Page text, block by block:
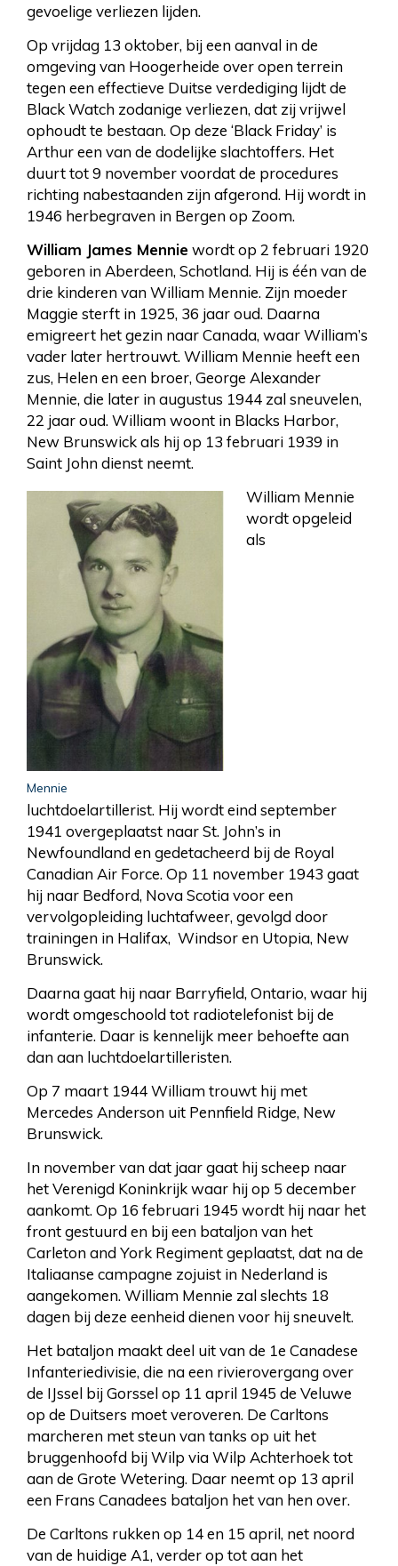
gevoelige verliezen lijden.
Op vrijdag 13 oktober, bij een aanval in de
omgeving van Hoogerheide over open terrein
tegen een effectieve Duitse verdediging lijdt de
Black Watch zodanige verliezen, dat zij vrijwel
ophoudt te bestaan. Op deze ‘Black Friday’ is
Arthur een van de dodelijke slachtoffers. Het
duurt tot 9 november voordat de procedures
richting nabestaanden zijn afgerond. Hij wordt in
1946 herbegraven in Bergen op Zoom.
William James Menniewordt op 2 februari 1920
geboren in Aberdeen, Schotland. Hij is één van de
drie kinderen van William Mennie. Zijn moeder
Maggie sterft in 1925, 36 jaar oud. Daarna
emigreert het gezin naar Canada, waar William’s
vader later hertrouwt. William Mennie heeft een
zus, Helen en een broer, George Alexander
Mennie, die later in augustus 1944 zal sneuvelen,
22 jaar oud. William woont in Blacks Harbor,
New Brunswick als hij op 13 februari 1939 in
Saint John dienst neemt.
Mennie
William Mennie
wordt opgeleid
als
luchtdoelartillerist. Hij wordt eind september
1941 overgeplaatst naar St. John’s in
Newfoundland en gedetacheerd bij de Royal
Canadian Air Force. Op 11 november 1943 gaat
hij naar Bedford, Nova Scotia voor een
vervolgopleiding luchtafweer, gevolgd door
trainingen in Halifax, Windsor en Utopia, New
Brunswick.
Daarna gaat hij naar Barryfield, Ontario, waar hij
wordt omgeschoold tot radiotelefonist bij de
infanterie. Daar is kennelijk meer behoefte aan
dan aan luchtdoelartilleristen.
Op 7 maart 1944 William trouwt hij met
Mercedes Anderson uit Pennfield Ridge, New
Brunswick.
In november van dat jaar gaat hij scheep naar
het Verenigd Koninkrijk waar hij op 5 december
aankomt. Op 16 februari 1945 wordt hij naar het
front gestuurd en bij een bataljon van het
Carleton and York Regiment geplaatst, dat na de
Italiaanse campagne zojuist in Nederland is
aangekomen. William Mennie zal slechts 18
dagen bij deze eenheid dienen voor hij sneuvelt.
Het bataljon maakt deel uit van de 1e Canadese
Infanteriedivisie, die na een rivierovergang over
de IJssel bij Gorssel op 11 april 1945 de Veluwe
op de Duitsers moet veroveren. De Carltons
marcheren met steun van tanks op uit het
bruggenhoofd bij Wilp via Wilp Achterhoek tot
aan de Grote Wetering. Daar neemt op 13 april
een Frans Canadees bataljon het van hen over.
De Carltons rukken op 14 en 15 april, net noord
van de huidige A1, verder op tot aan het